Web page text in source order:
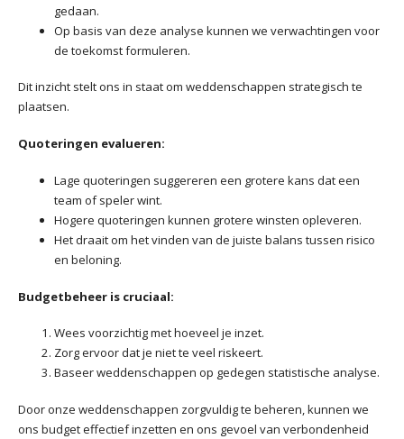
gedaan.
Op basis van deze analyse kunnen we verwachtingen voor
de toekomst formuleren.
Dit inzicht stelt ons in staat om weddenschappen strategisch te
plaatsen.
Quoteringen evalueren:
Lage quoteringen suggereren een grotere kans dat een
team of speler wint.
Hogere quoteringen kunnen grotere winsten opleveren.
Het draait om het vinden van de juiste balans tussen risico
en beloning.
Budgetbeheer is cruciaal:
Wees voorzichtig met hoeveel je inzet.
Zorg ervoor dat je niet te veel riskeert.
Baseer weddenschappen op gedegen statistische analyse.
Door onze weddenschappen zorgvuldig te beheren, kunnen we
ons budget effectief inzetten en ons gevoel van verbondenheid